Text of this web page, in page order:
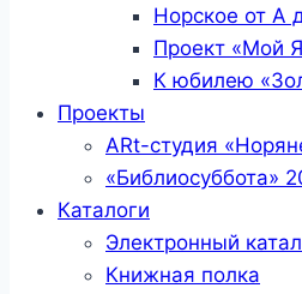
Норское от А
Проект «Мой
К юбилею
Проекты
ARt-студия
«Библиосуббота»
Каталоги
Электронный
Книжная полка